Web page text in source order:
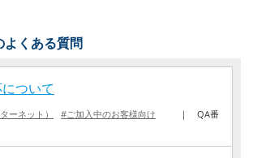
よくある質問
ついて
ーネット） #ご加入中のお客様向け ｜ QA番